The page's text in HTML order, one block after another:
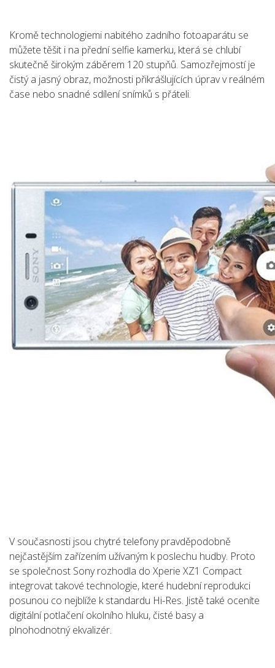
Kromě technologiemi nabitého zadního fotoaparátu se
můžete těšit i na přední selfie kamerku, která se chlubí
skutečně širokým záběrem 120 stupňů. Samozřejmostí je
čistý a jasný obraz, možnosti přikrášlujících úprav v reálném
čase nebo snadné sdílení snímků s přáteli.
V současnosti jsou chytré telefony pravděpodobně
nejčastějším zařízením užívaným k poslechu hudby. Proto
se společnost Sony rozhodla do Xperie XZ1 Compact
integrovat takové technologie, které hudební reprodukci
posunou co nejblíže k standardu Hi-Res. Jistě také oceníte
digitální potlačení okolního hluku, čisté basy a
plnohodnotný ekvalizér.